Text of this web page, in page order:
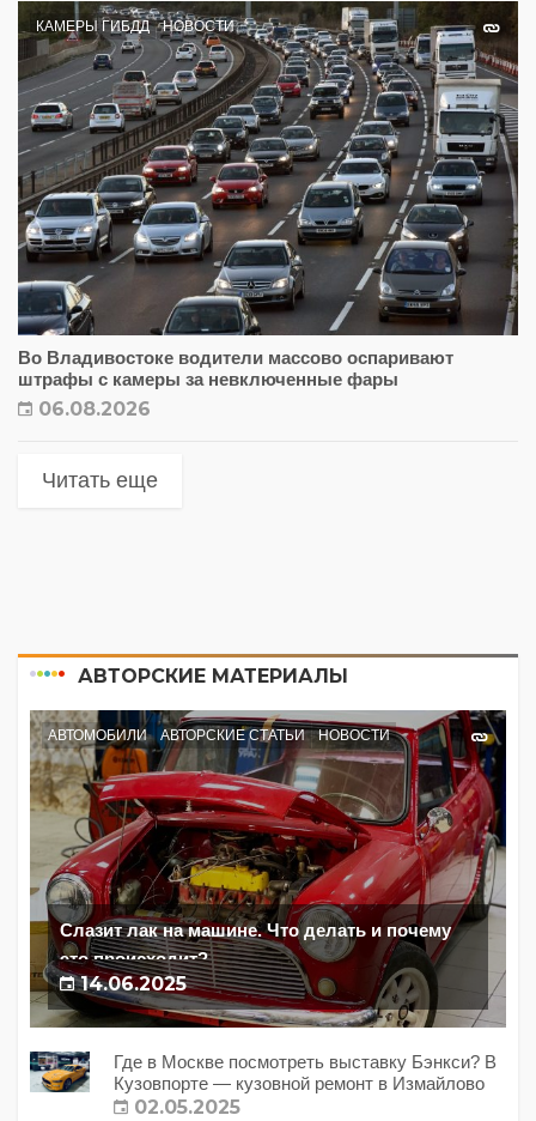
КАМЕРЫ ГИБДД НОВОСТИ
Во Владивостоке водители массово оспаривают
штрафы с камеры за невключенные фары
06.08.2026
Читать еще
АВТОРСКИЕ МАТЕРИАЛЫ
АВТОМОБИЛИ АВТОРСКИЕ СТАТЬИ НОВОСТИ
Слазит лак на машине. Что делать и почему
это происходит?
14.06.2025
Где в Москве посмотреть выставку Бэнкси? В
Кузовпорте — кузовной ремонт в Измайлово
02.05.2025